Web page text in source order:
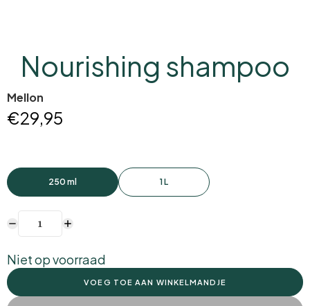
Nourishing shampoo
Mellon
€29,95
250 ml 1 L
Niet op voorraad
VOEG TOE AAN WINKELMANDJE